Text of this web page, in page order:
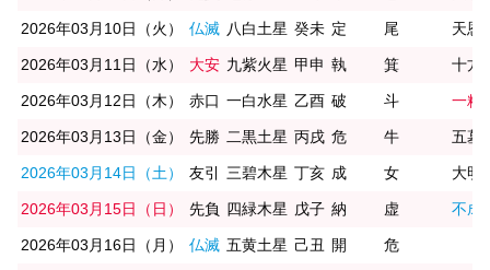
2026年03月10日（火） 仏滅 八白土星 癸未 定 尾 天恩
2026年03月11日（水） 大安 九紫火星 甲申 執 箕 十方
2026年03月12日（木） 赤口 一白水星 乙酉 破 斗 一粒
2026年03月13日（金） 先勝 二黒土星 丙戌 危 牛 五墓
2026年03月14日（土） 友引 三碧木星 丁亥 成 女 大明
2026年03月15日（日） 先負 四緑木星 戊子 納 虚 不成
2026年03月16日（月） 仏滅 五黄土星 己丑 開 危